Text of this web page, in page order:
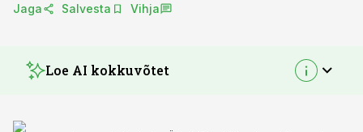
Jaga Salvesta Vihja
Loe AI kokkuvõtet